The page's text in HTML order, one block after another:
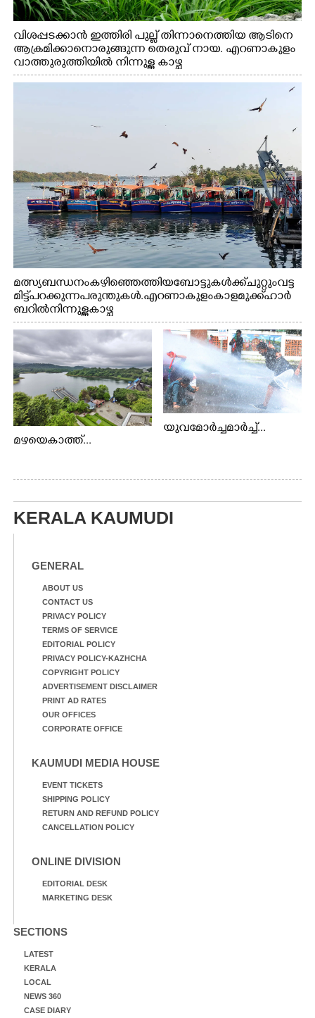
വിശപ്പടക്കാൻ ഇത്തിരി പുല്ല് തിന്നാനെത്തിയ ആടിനെ
ആക്രമിക്കാനൊരുങ്ങുന്ന തെരുവ് നായ. എറണാകുളം
വാത്തുരുത്തിയിൽ നിന്നുള്ള കാഴ്ച
മത്സ്യബന്ധനം കഴിഞ്ഞെത്തിയ ബോട്ടുകൾക്ക് ചുറ്റും വട്ട
മിട്ട് പറക്കുന്ന പരുന്തുകൾ. എറണാകുളം കാളമുക്ക് ഹാർ
ബറിൽ നിന്നുള്ള കാഴ്ച
മഴയെകാത്ത്...
യുവമോർച്ചമാർച്ച്...
KERALA KAUMUDI
GENERAL
ABOUT US
CONTACT US
PRIVACY POLICY
TERMS OF SERVICE
EDITORIAL POLICY
PRIVACY POLICY-KAZHCHA
COPYRIGHT POLICY
ADVERTISEMENT DISCLAIMER
PRINT AD RATES
OUR OFFICES
CORPORATE OFFICE
KAUMUDI MEDIA HOUSE
EVENT TICKETS
SHIPPING POLICY
RETURN AND REFUND POLICY
CANCELLATION POLICY
ONLINE DIVISION
EDITORIAL DESK
MARKETING DESK
SECTIONS
LATEST
KERALA
LOCAL
NEWS 360
CASE DIARY